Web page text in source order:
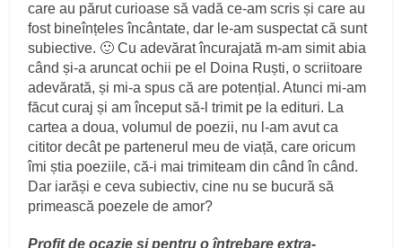
care au părut curioase să vadă ce-am scris și care au
fost bineînțeles încântate, dar le-am suspectat că sunt
subiective. 🙂 Cu adevărat încurajată m-am simit abia
când și-a aruncat ochii pe el Doina Ruști, o scriitoare
adevărată, și mi-a spus că are potențial. Atunci mi-am
făcut curaj și am început să-l trimit pe la edituri. La
cartea a doua, volumul de poezii, nu l-am avut ca
cititor decât pe partenerul meu de viață, care oricum
îmi știa poeziile, că-i mai trimiteam din când în când.
Dar iarăși e ceva subiectiv, cine nu se bucură să
primească poezele de amor?
Profit de ocazie și pentru o întrebare extra-